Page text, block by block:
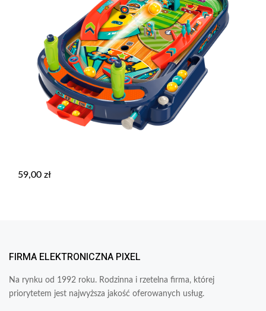
59,00 zł
FIRMA ELEKTRONICZNA PIXEL
Na rynku od 1992 roku. Rodzinna i rzetelna firma, której
priorytetem jest najwyższa jakość oferowanych usług.